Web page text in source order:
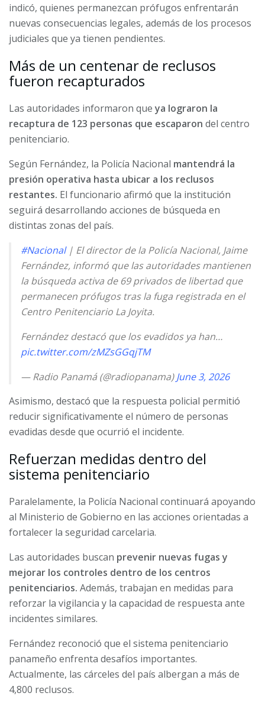
indicó, quienes permanezcan prófugos enfrentarán
nuevas consecuencias legales, además de los procesos
judiciales que ya tienen pendientes.
Más de un centenar de reclusos
fueron recapturados
Las autoridades informaron queya lograron la
recaptura de 123 personas que escaparon del centro
penitenciario.
Según Fernández, la Policía Nacional mantendrá la
presión operativa hasta ubicar a los reclusos
restantes. El funcionario afirmó que la institución
seguirá desarrollando acciones de búsqueda en
distintas zonas del país.
#Nacional| El director de la Policía Nacional, Jaime
Fernández, informó que las autoridades mantienen
la búsqueda activa de 69 privados de libertad que
permanecen prófugos tras la fuga registrada en el
Centro Penitenciario La Joyita.
Fernández destacó que los evadidos ya han…
pic.twitter.com/zMZsGGqjTM
— Radio Panamá (@radiopanama)June 3, 2026
Asimismo, destacó que la respuesta policial permitió
reducir significativamente el número de personas
evadidas desde que ocurrió el incidente.
Refuerzan medidas dentro del
sistema penitenciario
Paralelamente, la Policía Nacional continuará apoyando
al Ministerio de Gobierno en las acciones orientadas a
fortalecer la seguridad carcelaria.
Las autoridades buscan prevenir nuevas fugas y
mejorar los controles dentro de los centros
penitenciarios. Además, trabajan en medidas para
reforzar la vigilancia y la capacidad de respuesta ante
incidentes similares.
Fernández reconoció que el sistema penitenciario
panameño enfrenta desafíos importantes.
Actualmente, las cárceles del país albergan a más de
4,800 reclusos.